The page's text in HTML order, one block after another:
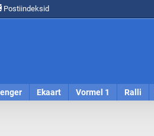
Postiindeksid
Ekaart Vormel 1 Ralli